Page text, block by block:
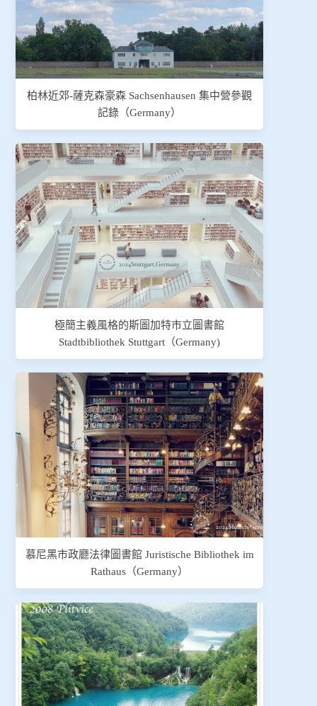
柏林近郊-薩克森豪森 Sachsenhausen 集中營參觀
記錄（Germany）
極簡主義風格的斯圖加特市立圖書館
Stadtbibliothek Stuttgart（Germany)
慕尼黑市政廳法律圖書館 Juristische Bibliothek im
Rathaus（Germany）